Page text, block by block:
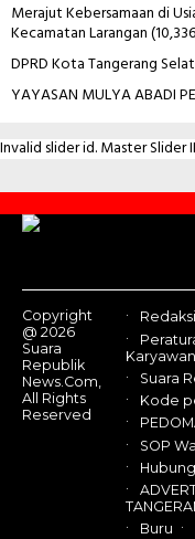
Merajut Kebersamaan di
Kecamatan Larangan
DPRD Kota Tangerang
YAYASAN MULYA ABADI
Invalid slider id. Master Slider
Contact
Us
Copyright
@ 2026
Suara
Republik
News.Com,
All Rights
Reserved
Redaksi
Karyawan
Suara
Kode
SOP
Buru